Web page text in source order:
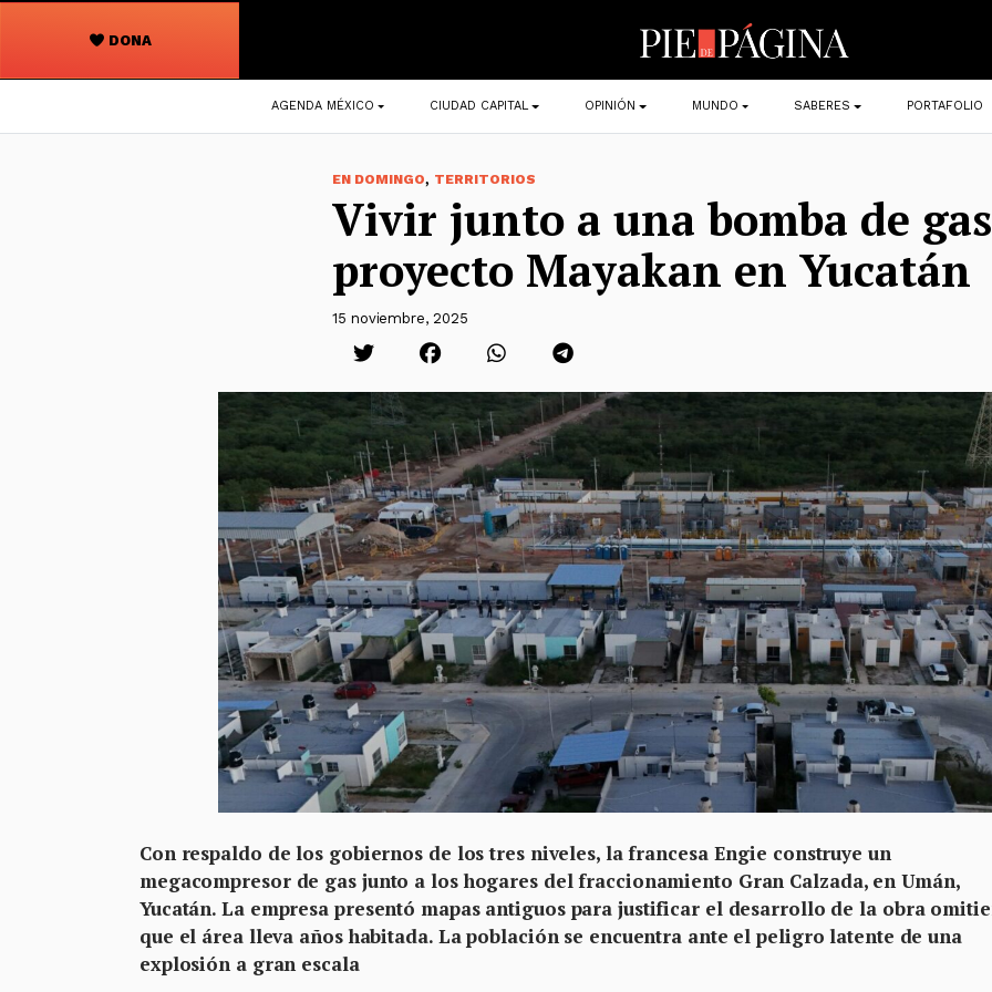
DONA
Navegación
principal
AGENDA MÉXICO CIUDAD CAPITAL OPINIÓN MUNDO SABERES PORTAFOLIO
EN DOMINGO, TERRITORIOS
Vivir junto a una bomba de
proyecto Mayakan en Yucatán
15 noviembre, 2025
Con respaldo de los gobiernos de los tres niveles, la francesa Engie construye un
megacompresor de gas junto a los hogares del fraccionamiento Gran Calzada, en Umán,
Yucatán. La empresa presentó mapas antiguos para justificar el desarrollo de la obra
que el área lleva años habitada. La población se encuentra ante el peligro latente de una
explosión a gran escala